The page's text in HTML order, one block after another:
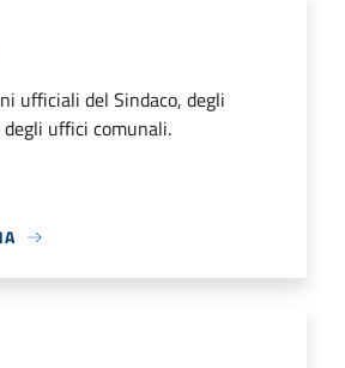
ufficiali del Sindaco, degli
uffici comunali.